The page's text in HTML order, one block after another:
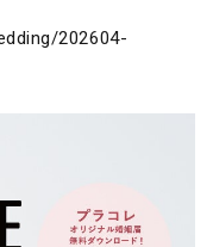
202604-